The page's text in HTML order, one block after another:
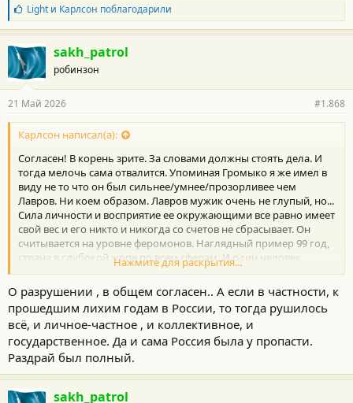
Б
л
а
г
о
д
а
н
о
с
и
:
Lightи Карлсон поблагодарили
sakh_patrol
робинзон
21 Май 2026 #1.868
Карлсон написал(а):
Согласен! В корень зрите. За словами должны стоять дела. И
тогда мелочь сама отвалится. Упоминая Громыко я же имел в
виду не то что он был сильнее/умнее/прозорливее чем
Лавров. Ни коем образом. Лавров мужик очень не глупый, но...
Сила личности и восприятие ее окружающими все равно имеет
свой вес и его никто и никогда со счетов не сбрасывает. Он
считывается на уровне феромонов. Наглядный пример 99 год,
страна в глубокой жопе по всем сферам. И один человек
просто берет и делает поступок… я говорю о Примакове.
Своим разворотом ставит все точки над i.
Теперь что касается разрушения.
На бытовом уровне учитываются интересы индивидуума, и
разрушение это беда. А в глобальном, никто никогда интересы
не только индивида, но и отдельных групп не считает. И в этом
смысле разрушение всегда созидание. Это как что было
первым яйцо или курица, но в данном контексте смотря кто об
этом говорит ответ будет разный. Если либерал то он будет
говорит об индивидуальности, если государственник то ответ
Нажмите для раскрытия...
О разрушении , в общем согласен.. А если в частности, к
прошедшим лихим годам в России, то тогда рушилось
всё, и личное-частное , и коллективное, и
государственное. Да и сама Россия была у пропасти.
Раздрай был полный.
sakh_patrol